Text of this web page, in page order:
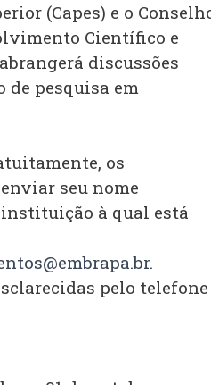
(Capes) e o
Científico e
discussões
de pesquisa em
os
seu nome
à qual está
pelo telefone